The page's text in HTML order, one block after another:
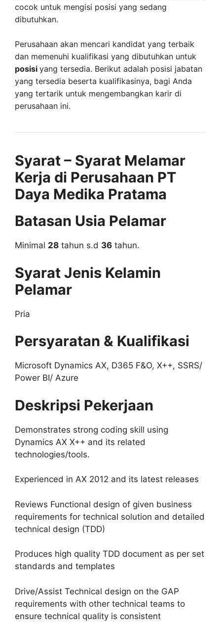
cocok untuk mengisi posisi yang sedang
dibutuhkan.
Perusahaan akan mencari kandidat yang terbaik
dan memenuhi kualifikasi yang dibutuhkan untuk
posisi yang tersedia. Berikut adalah posisi jabatan
yang tersedia beserta kualifikasinya, bagi Anda
yang tertarik untuk mengembangkan karir di
perusahaan ini.
Syarat – Syarat Melamar
Kerja di Perusahaan PT
Daya Medika Pratama
Batasan Usia Pelamar
Minimal 28 tahun s.d 36 tahun.
Syarat Jenis Kelamin
Pelamar
Pria
Persyaratan & Kualifikasi
Microsoft Dynamics AX, D365 F&O, X++, SSRS/
Power BI/ Azure
Deskripsi Pekerjaan
Demonstrates strong coding skill using
Dynamics AX X++ and its related
technologies/tools.
Experienced in AX 2012 and its latest releases
Reviews Functional design of given business
requirements for technical solution and detailed
technical design (TDD)
Produces high quality TDD document as per set
standards and templates
Drive/Assist Technical design on the GAP
requirements with other technical teams to
ensure technical quality is consistent